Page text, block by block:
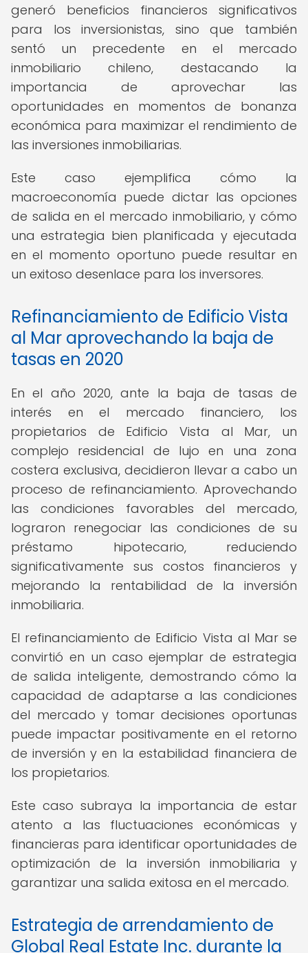
generó beneficios financieros significativos
para los inversionistas, sino que también
sentó un precedente en el mercado
inmobiliario chileno, destacando la
importancia de aprovechar las
oportunidades en momentos de bonanza
económica para maximizar el rendimiento de
las inversiones inmobiliarias.
Este caso ejemplifica cómo la
macroeconomía puede dictar las opciones
de salida en el mercado inmobiliario, y cómo
una estrategia bien planificada y ejecutada
en el momento oportuno puede resultar en
un exitoso desenlace para los inversores.
Refinanciamiento de Edificio Vista
al Mar aprovechando la baja de
tasas en 2020
En el año 2020, ante la baja de tasas de
interés en el mercado financiero, los
propietarios de Edificio Vista al Mar, un
complejo residencial de lujo en una zona
costera exclusiva, decidieron llevar a cabo un
proceso de refinanciamiento. Aprovechando
las condiciones favorables del mercado,
lograron renegociar las condiciones de su
préstamo hipotecario, reduciendo
significativamente sus costos financieros y
mejorando la rentabilidad de la inversión
inmobiliaria.
El refinanciamiento de Edificio Vista al Mar se
convirtió en un caso ejemplar de estrategia
de salida inteligente, demostrando cómo la
capacidad de adaptarse a las condiciones
del mercado y tomar decisiones oportunas
puede impactar positivamente en el retorno
de inversión y en la estabilidad financiera de
los propietarios.
Este caso subraya la importancia de estar
atento a las fluctuaciones económicas y
financieras para identificar oportunidades de
optimización de la inversión inmobiliaria y
garantizar una salida exitosa en el mercado.
Estrategia de arrendamiento de
Global Real Estate Inc. durante la